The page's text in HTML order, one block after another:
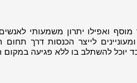
מוסף ואפילו יתרון משמעותי
לייצר הכנסות דרך
להשתלב בו ללא פגיעה במקום